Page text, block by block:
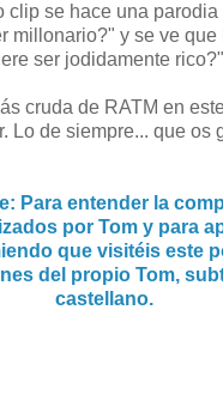
clip se hace una parodia
millonario?" y se ve que
ser jodidamente rico?"
cruda de RATM en
Lo de siempre... que os
Para entender la
por Tom y para
que visitéis este
del propio Tom,
castellano.